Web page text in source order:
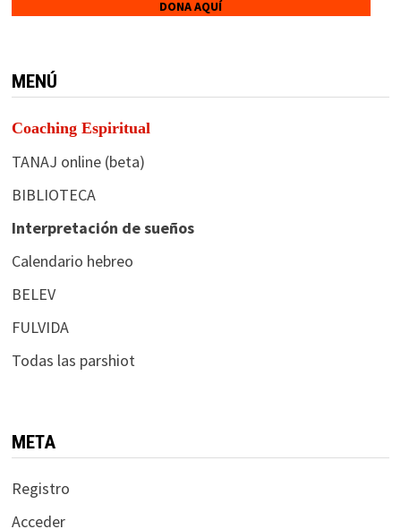
DONA AQUÍ
MENÚ
Coaching Espiritual
TANAJ online (beta)
BIBLIOTECA
Interpretación de sueños
Calendario hebreo
BELEV
FULVIDA
Todas las parshiot
META
Registro
Acceder